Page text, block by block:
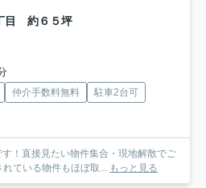
目 約６５坪
仲介手数料無料
駐車2台可
す！直接見たい物件集合・現地解散でご
ている物件もほぼ取... もっと見る